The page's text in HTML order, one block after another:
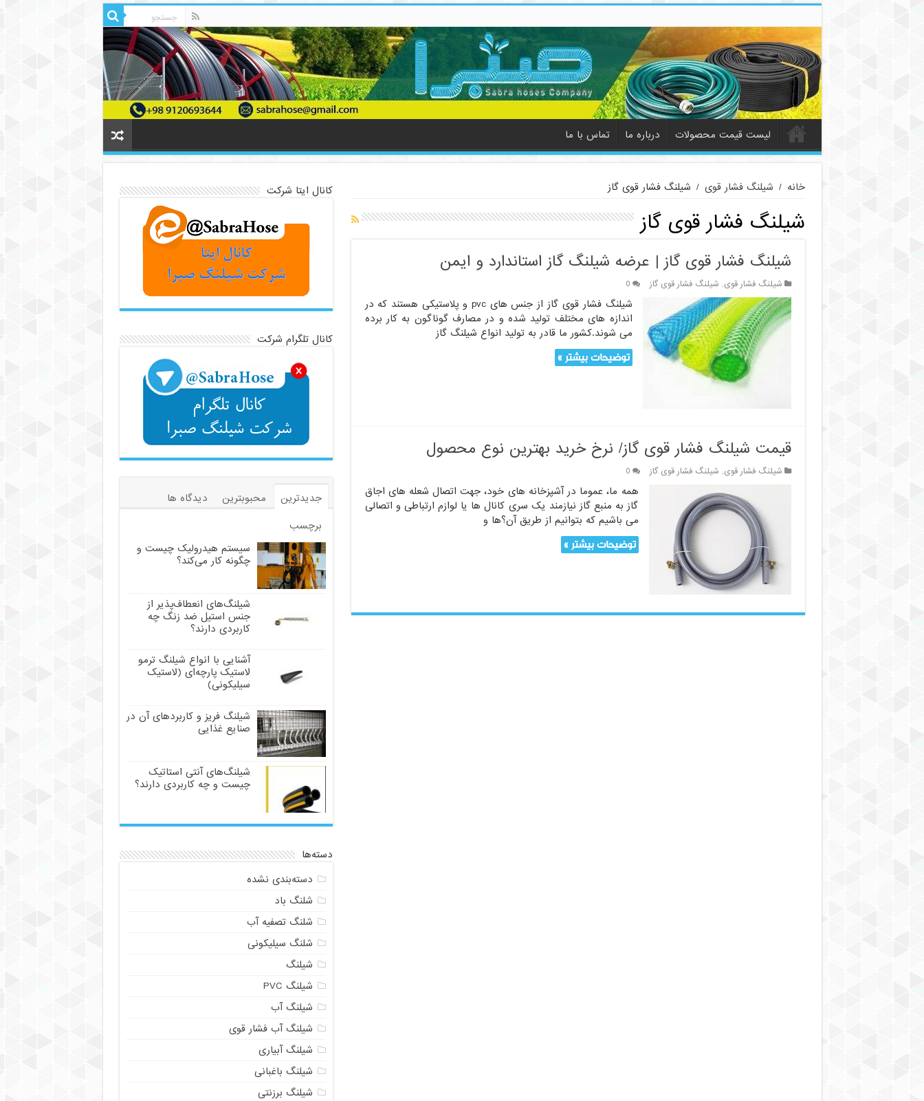
لیست قیمت محصولات درباره ما تماس با ما
خانه / شیلنگ فشار قوی / شیلنگ فشار قوی گاز
شیلنگ فشار قوی گاز
شیلنگ فشار قوی گاز | عرضه شیلنگ گاز استاندارد و ایمن
شیلنگ فشار قوی, شیلنگ فشار قوی گاز 0
شیلنگ فشار قوی گاز از جنس های pvc و پلاستیکی هستند که در
اندازه های مختلف تولید شده و در مصارف گوناگون به کار برده
می شوند.کشور ما قادر به تولید انواع شیلنگ گاز
توضیحات بیشتر »
قیمت شیلنگ فشار قوی گاز/ نرخ خرید بهترین نوع محصول
شیلنگ فشار قوی, شیلنگ فشار قوی گاز 0
همه ما، عموما در آشپزخانه های خود، جهت اتصال شعله های اجاق
گاز به منبع گاز نیازمند یک سری کانال ها یا لوازم ارتباطی و اتصالی
می باشیم که بتوانیم از طریق آن؟ها و
توضیحات بیشتر »
کانال ایتا شرکت
کانال تلگرام شرکت
جدیدترین محبوبترین
دیدگاه ها
برچسب
سیستم هیدرولیک چیست و
چگونه کار می‌کند؟
شیلنگ‌های انعطاف‌پذیر از
جنس استیل ضد زنگ چه
کاربردی دارند؟
آشنایی با انواع شیلنگ ترمو
لاستیک پارچه‌ای (لاستیک
سیلیکونی)
شیلنگ فریز و کاربردهای آن در
صنایع غذایی
شیلنگ‌های آنتی استاتیک
چیست و چه کاربردی دارند؟
دسته‌ها
دسته‌بندی نشده
شلنگ باد
شلنگ تصفیه آب
شلنگ سیلیکونی
شیلنگ
شیلنگ PVC
شیلنگ آب
شیلنگ آب فشار قوی
شیلنگ آبیاری
شیلنگ باغبانی
شیلنگ برزنتی